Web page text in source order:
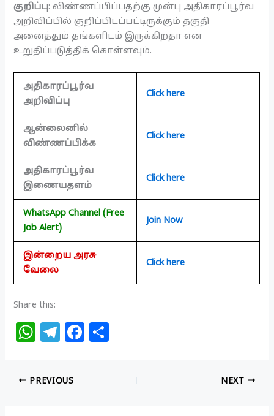
குறிப்பு: விண்ணப்பிப்பதற்கு முன்பு அதிகாரப்பூர்வ
அறிவிப்பில் குறிப்பிடப்பட்டிருக்கும் தகுதி
அனைத்தும் தங்களிடம் இருக்கிறதா என
உறுதிப்படுத்திக் கொள்ளவும்.
அதிகாரப்பூர்வ
அறிவிப்பு
Click here
ஆன்லைனில்
விண்ணப்பிக்க
Click here
அதிகாரப்பூர்வ
இணையதளம்
Click here
WhatsApp Channel (Free
Job Alert)
Join Now
இன்றைய அரசு
வேலை
Click here
Share this:
W
at
s
T
e
g
F
PREVIOUS NEXT